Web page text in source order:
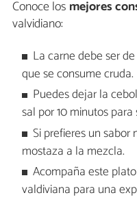
Conoce los mejores
valvidiano:
La carne debe ser
que se consume cruda.
Puedes dejar la
sal por 10 minutos
Si prefieres un
mostaza a la mezcla.
Acompaña este
valdiviana para una